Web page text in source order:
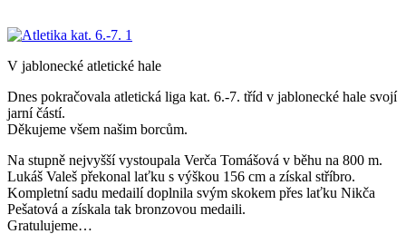
V jablonecké atletické hale
Dnes pokračovala atletická liga kat. 6.-7. tříd v jablonecké hale svojí
jarní částí.
Děkujeme všem našim borcům.
Na stupně nejvyšší vystoupala Verča Tomášová v běhu na 800 m.
Lukáš Valeš překonal laťku s výškou 156 cm a získal stříbro.
Kompletní sadu medailí doplnila svým skokem přes laťku Nikča
Pešatová a získala tak bronzovou medaili.
Gratulujeme…